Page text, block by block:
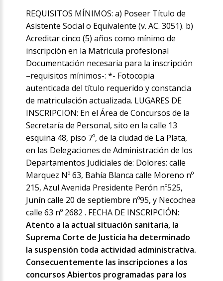
REQUISITOS MÍNIMOS: a) Poseer Título de
Asistente Social o Equivalente (v. AC. 3051). b)
Acreditar cinco (5) años como mínimo de
inscripción en la Matricula profesional
Documentación necesaria para la inscripción
–requisitos mínimos-: *- Fotocopia
autenticada del título requerido y constancia
de matriculación actualizada. LUGARES DE
INSCRIPCION: En el Área de Concursos de la
Secretaría de Personal, sito en la calle 13
esquina 48, piso 7º, de la ciudad de La Plata,
en las Delegaciones de Administración de los
Departamentos Judiciales de: Dolores: calle
Marquez Nº 63, Bahía Blanca calle Moreno nº
215, Azul Avenida Presidente Perón nº525,
Junín calle 20 de septiembre nº95, y Necochea
calle 63 nº 2682 . FECHA DE INSCRIPCIÓN:
Atento a la actual situación sanitaria, la
Suprema Corte de Justicia ha determinado
la suspensión toda actividad administrativa.
Consecuentemente las inscripciones a los
concursos Abiertos programadas para los